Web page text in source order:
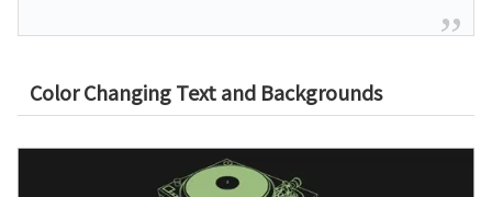
Color Changing Text and Backgrounds